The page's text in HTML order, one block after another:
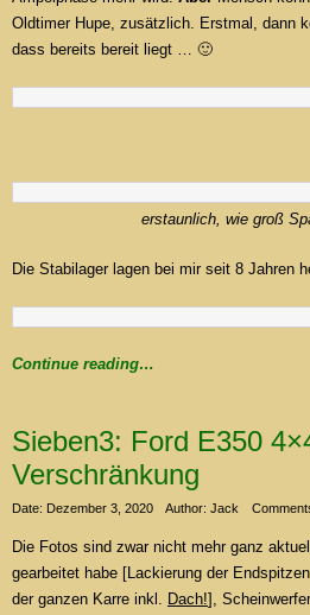
Oldtimer Hupe, zusätzlich. Erstmal, dann
dass bereits bereit liegt … 🙂
erstaunlich, wie groß
Die Stabilager lagen bei mir seit 8 Jahren
Continue reading…
Sieben3: Ford E350
Verschränkung
Date: Dezember 3, 2020 Author: Jack
Die Fotos sind zwar nicht mehr ganz
gearbeitet habe [Lackierung der
der ganzen Karre inkl. Dach!],